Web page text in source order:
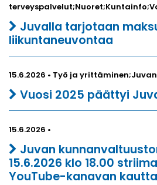
Juvalla tarjotaan
liikuntaneuvontaa
15.6.2026 • Työ ja
Vuosi 2025 päättyi
15.6.2026 •
Juvan
15.6.2026 klo 18.00
YouTube-kanavan kautta